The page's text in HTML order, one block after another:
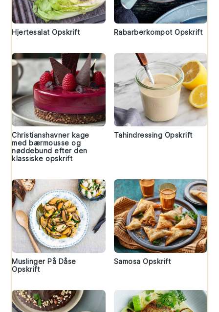
Hjertesalat Opskrift Rabarberkompot Opskrift
Christianshavner kage
med bærmousse og
nøddebund efter den
klassiske opskrift
Tahindressing Opskrift
Muslinger På Dåse
Opskrift
Samosa Opskrift